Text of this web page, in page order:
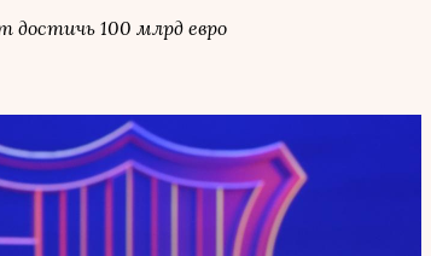
100 млрд евро